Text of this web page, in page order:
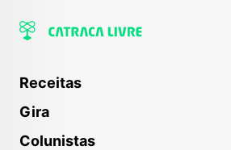
Receitas
Gira
Colunistas